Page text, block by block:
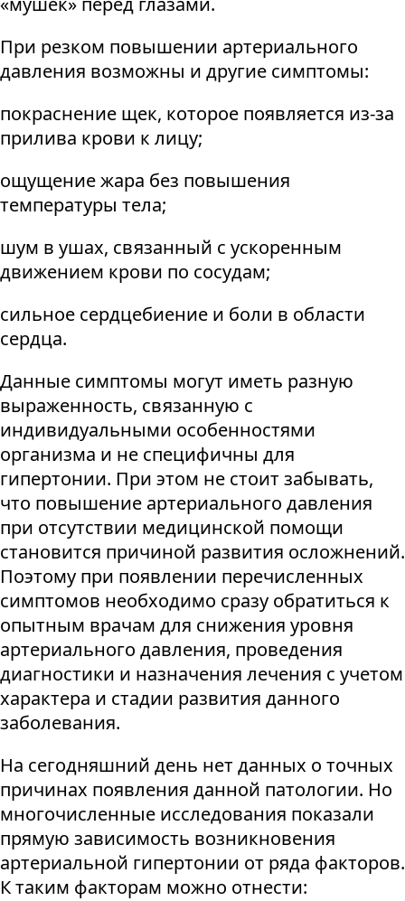
При резком повышении артериального
давления возможны и другие симптомы:
покраснение щек, которое появляется из-за
прилива крови к лицу;
ощущение жара без повышения
температуры тела;
шум в ушах, связанный с ускоренным
движением крови по сосудам;
сильное сердцебиение и боли в области
сердца.
Данные симптомы могут иметь разную
выраженность, связанную с
индивидуальными особенностями
организма и не специфичны для
гипертонии. При этом не стоит забывать,
что повышение артериального давления
при отсутствии медицинской помощи
становится причиной развития осложнений.
Поэтому при появлении перечисленных
симптомов необходимо сразу обратиться к
опытным врачам для снижения уровня
артериального давления, проведения
диагностики и назначения лечения с учетом
характера и стадии развития данного
заболевания.
На сегодняшний день нет данных о точных
причинах появления данной патологии. Но
многочисленные исследования показали
прямую зависимость возникновения
артериальной гипертонии от ряда факторов.
К таким факторам можно отнести: